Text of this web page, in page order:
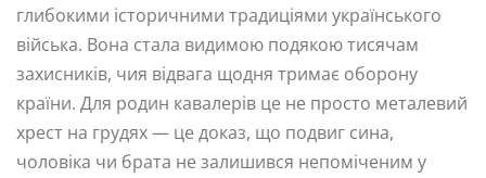
глибокими історичними традиціями українського
війська. Вона стала видимою подякою тисячам
захисників, чия відвага щодня тримає оборону
країни. Для родин кавалерів це не просто металевий
хрест на грудях — це доказ, що подвиг сина,
чоловіка чи брата не залишився непоміченим у